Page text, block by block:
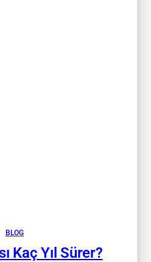
BLOG
Kaç Yıl Sürer?